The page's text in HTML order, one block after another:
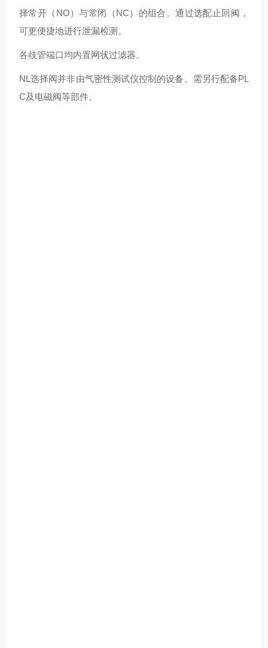
择常开（NO）与常闭（NC）的组合。通过选配止回阀，
可更便捷地进行泄漏检测。
各歧管端口均内置网状过滤器。
NL选择阀并非由气密性测试仪控制的设备。需另行配备PL
C及电磁阀等部件。